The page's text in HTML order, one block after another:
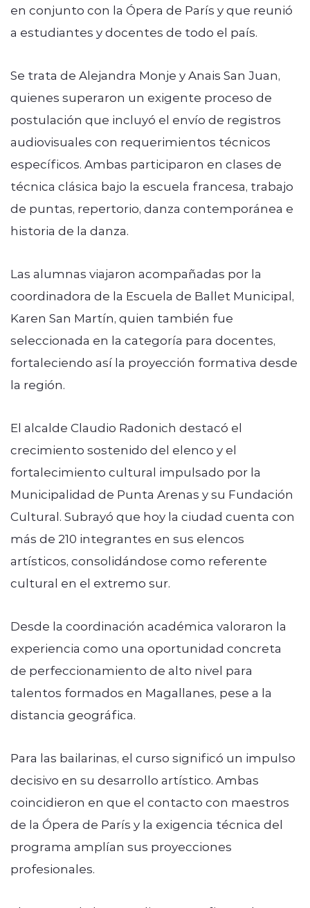
en conjunto con la Ópera de París y que reunió
a estudiantes y docentes de todo el país.
Se trata de Alejandra Monje y Anais San Juan,
quienes superaron un exigente proceso de
postulación que incluyó el envío de registros
audiovisuales con requerimientos técnicos
específicos. Ambas participaron en clases de
técnica clásica bajo la escuela francesa, trabajo
de puntas, repertorio, danza contemporánea e
historia de la danza.
Las alumnas viajaron acompañadas por la
coordinadora de la Escuela de Ballet Municipal,
Karen San Martín, quien también fue
seleccionada en la categoría para docentes,
fortaleciendo así la proyección formativa desde
la región.
El alcalde Claudio Radonich destacó el
crecimiento sostenido del elenco y el
fortalecimiento cultural impulsado por la
Municipalidad de Punta Arenas y su Fundación
Cultural. Subrayó que hoy la ciudad cuenta con
más de 210 integrantes en sus elencos
artísticos, consolidándose como referente
cultural en el extremo sur.
Desde la coordinación académica valoraron la
experiencia como una oportunidad concreta
de perfeccionamiento de alto nivel para
talentos formados en Magallanes, pese a la
distancia geográfica.
Para las bailarinas, el curso significó un impulso
decisivo en su desarrollo artístico. Ambas
coincidieron en que el contacto con maestros
de la Ópera de París y la exigencia técnica del
programa amplían sus proyecciones
profesionales.